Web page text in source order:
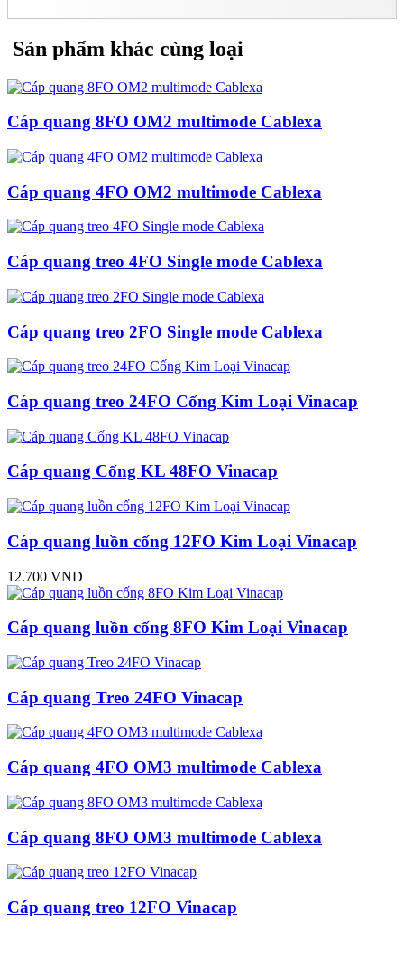
Sản phẩm khác cùng loại
Cáp quang 8FO OM2 multimode Cablexa
Cáp quang 4FO OM2 multimode Cablexa
Cáp quang treo 4FO Single mode Cablexa
Cáp quang treo 2FO Single mode Cablexa
Cáp quang treo 24FO Cống Kim Loại Vinacap
Cáp quang Cống KL 48FO Vinacap
Cáp quang luồn cống 12FO Kim Loại Vinacap
12.700 VND
Cáp quang luồn cống 8FO Kim Loại Vinacap
Cáp quang Treo 24FO Vinacap
Cáp quang 4FO OM3 multimode Cablexa
Cáp quang 8FO OM3 multimode Cablexa
Cáp quang treo 12FO Vinacap